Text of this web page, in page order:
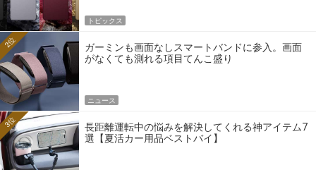
トピックス
ガーミンも画面なしスマートバンドに参入。画面
がなくても測れる項目てんこ盛り
2位
ニュース
長距離運転中の悩みを解決してくれる神アイテム7
選【夏活カー用品ベストバイ】
3位